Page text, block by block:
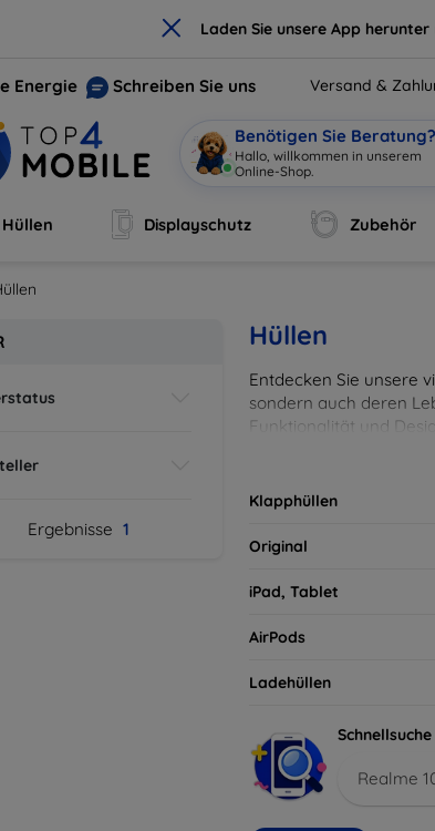
× Laden Sie unsere App herunter
Energie Schreiben Sie uns Versand &
Benötigen Sie Beratung?
Hallo, willkommen in unserem
Online-Shop.
Hüllen Displayschutz Zubehör
Ergebnisse 1
Hüllen
Entdecken Sie unsere
sondern auch deren
Funktionalität und
Klapphüllen
Original
iPad, Tablet
AirPods
Ladehüllen
Schnellsuche
Realme